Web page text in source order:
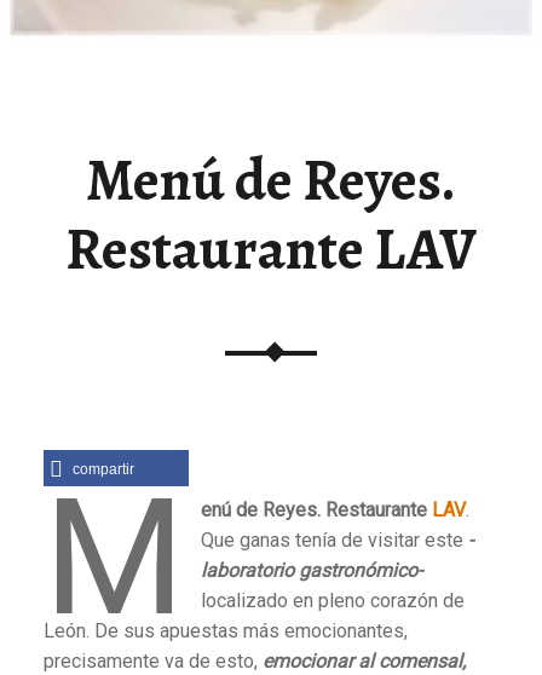
Menú de Reyes.
Restaurante LAV
compartir
M enú de Reyes. Restaurante LAV.
Que ganas tenía de visitar este -
laboratorio gastronómico-
localizado en pleno corazón de
León. De sus apuestas más emocionantes,
precisamente va de esto, emocionar al comensal,